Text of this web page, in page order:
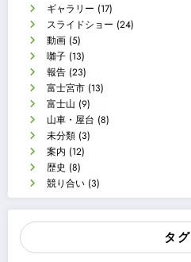
ギャラリー (17)
スライドショー (24)
動画 (5)
囃子 (13)
報告 (23)
富士宮市 (13)
富士山 (9)
山車・屋台 (8)
未分類 (3)
案内 (12)
歴史 (8)
競り合い (3)
タグ